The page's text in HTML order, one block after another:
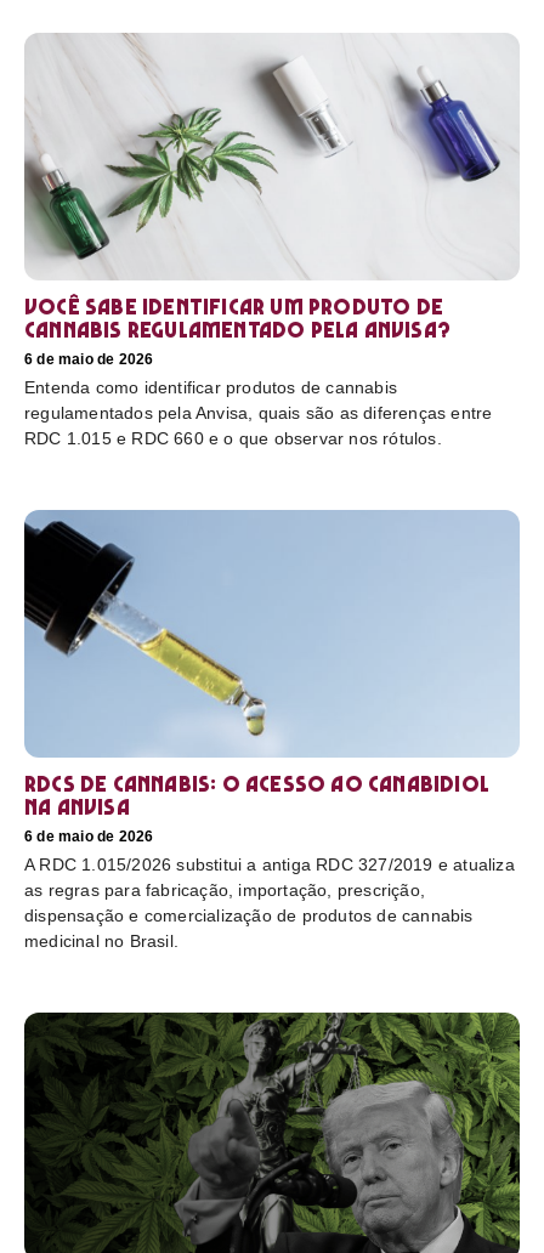
Você sabe identificar um produto de
cannabis regulamentado pela Anvisa?
6 de maio de 2026
Entenda como identificar produtos de cannabis
regulamentados pela Anvisa, quais são as diferenças entre
RDC 1.015 e RDC 660 e o que observar nos rótulos.
RDCs de cannabis: o acesso ao canabidiol
na Anvisa
6 de maio de 2026
A RDC 1.015/2026 substitui a antiga RDC 327/2019 e atualiza
as regras para fabricação, importação, prescrição,
dispensação e comercialização de produtos de cannabis
medicinal no Brasil.